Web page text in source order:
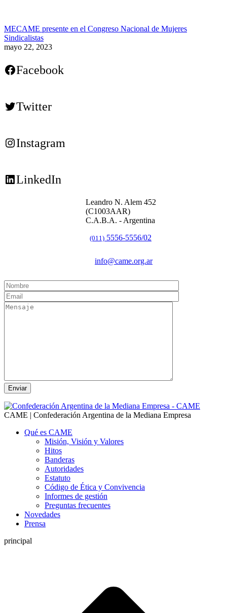
MECAME presente en el Congreso Nacional de Mujeres
Sindicalistas
mayo 22, 2023
Facebook
Twitter
Instagram
LinkedIn
Leandro N. Alem 452
(C1003AAR)
C.A.B.A. - Argentina
(011) 5556-5556/02
info@came.org.ar
CAME | Confederación Argentina de la Mediana Empresa
Qué es CAME
Misión, Visión y Valores
Hitos
Banderas
Autoridades
Estatuto
Código de Ética y Convivencia
Informes de gestión
Preguntas frecuentes
Novedades
Prensa
principal